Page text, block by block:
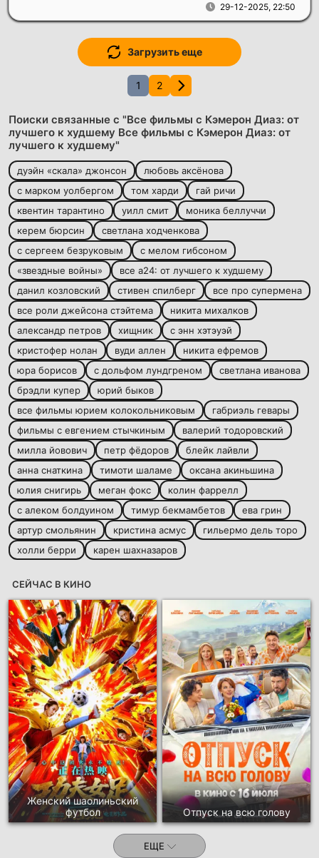
29-12-2025, 22:50
Загрузить еще
1 2
Поиски связанные с "Все фильмы с Кэмерон Диаз: от
лучшего к худшему Все фильмы с Кэмерон Диаз: от
лучшего к худшему"
дуэйн «скала» джонсон
любовь аксёнова
с марком уолбергом
том харди
гай ричи
квентин тарантино
уилл смит
моника беллуччи
керем бюрсин
светлана ходченкова
с сергеем безруковым
с мелом гибсоном
«звездные войны»
все а24: от лучшего к худшему
данил козловский
стивен спилберг
все про супермена
все роли джейсона стэйтема
никита михалков
александр петров
хищник
с энн хэтэуэй
кристофер нолан
вуди аллен
никита ефремов
юра борисов
с дольфом лундгреном
светлана иванова
брэдли купер
юрий быков
все фильмы юрием колокольниковым
габриэль гевары
фильмы с евгением стычкиным
валерий тодоровский
милла йовович
петр фёдоров
блейк лайвли
анна снаткина
тимоти шаламе
оксана акиньшина
юлия снигирь
меган фокс
колин фаррелл
с алеком болдуином
тимур бекмамбетов
ева грин
артур смольянин
кристина асмус
гильермо дель торо
холли берри
карен шахназаров
СЕЙЧАС В КИНО
Женский шаолиньский
футбол
Отпуск на всю голову
ЕЩЕ